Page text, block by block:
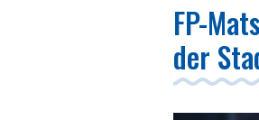
FP-
der